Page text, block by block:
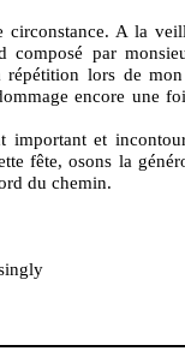
circonstance. A la
composé par
répétition lors de mon
encore une
important et
fête, osons la
du chemin.